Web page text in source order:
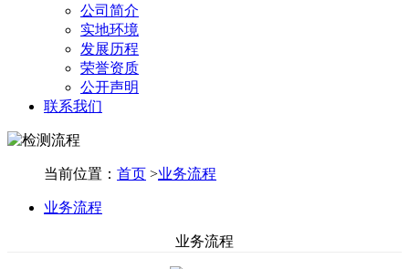
公司简介
实地环境
发展历程
荣誉资质
公开声明
联系我们
当前位置： 首页 >业务流程
业务流程
业务流程